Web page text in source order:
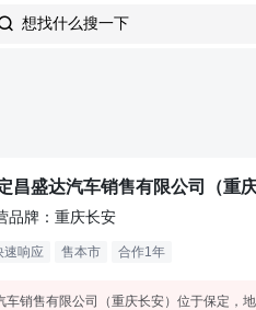
想找什么搜一下
昌盛达汽车销售有限公司（重庆
品牌：重庆长安
速响应 售本市 合作1年
车销售有限公司（重庆长安）位于保定，